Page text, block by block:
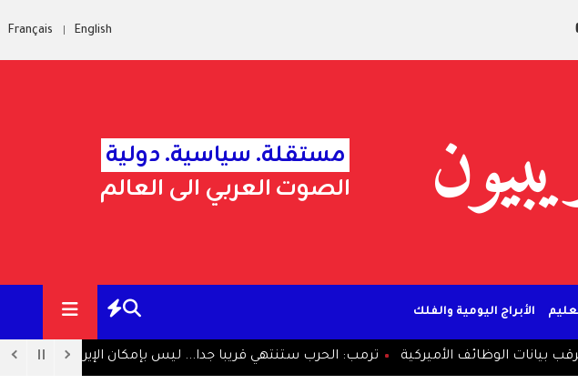
English
Français
مستقلة. سياسية. دولية
الصوت العربي الى العالم
الأبراج اليومية والفلك
الأميركية ترمب: الحرب ستنتهي قريبا جدا... ليس بإمكان الإيرانيين الصمود طويلا